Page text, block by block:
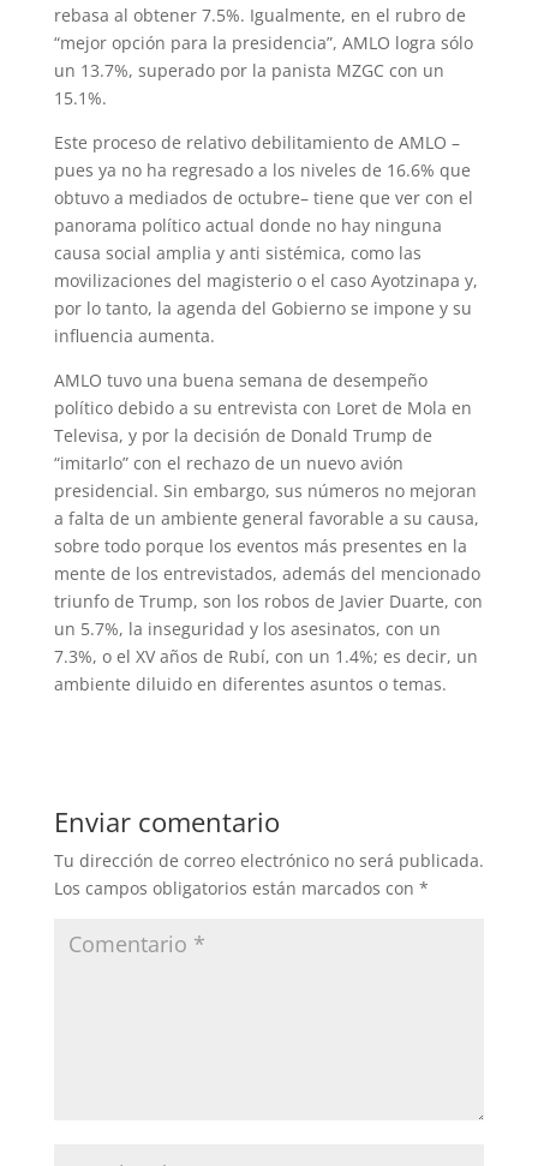
rebasa al obtener 7.5%. Igualmente, en el rubro de
“mejor opción para la presidencia”, AMLO logra sólo
un 13.7%, superado por la panista MZGC con un
15.1%.
Este proceso de relativo debilitamiento de AMLO –
pues ya no ha regresado a los niveles de 16.6% que
obtuvo a mediados de octubre– tiene que ver con el
panorama político actual donde no hay ninguna
causa social amplia y anti sistémica, como las
movilizaciones del magisterio o el caso Ayotzinapa y,
por lo tanto, la agenda del Gobierno se impone y su
influencia aumenta.
AMLO tuvo una buena semana de desempeño
político debido a su entrevista con Loret de Mola en
Televisa, y por la decisión de Donald Trump de
“imitarlo” con el rechazo de un nuevo avión
presidencial. Sin embargo, sus números no mejoran
a falta de un ambiente general favorable a su causa,
sobre todo porque los eventos más presentes en la
mente de los entrevistados, además del mencionado
triunfo de Trump, son los robos de Javier Duarte, con
un 5.7%, la inseguridad y los asesinatos, con un
7.3%, o el XV años de Rubí, con un 1.4%; es decir, un
ambiente diluido en diferentes asuntos o temas.
Enviar comentario
Tu dirección de correo electrónico no será publicada.
Los campos obligatorios están marcados con *